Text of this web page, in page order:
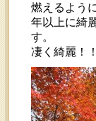
燃えるよう
年以上に綺
す。
凄く綺麗！